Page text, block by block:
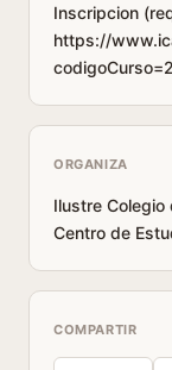
Inscripcion
https://
ORGANIZA
Ilustre
Centro de
COMPARTIR